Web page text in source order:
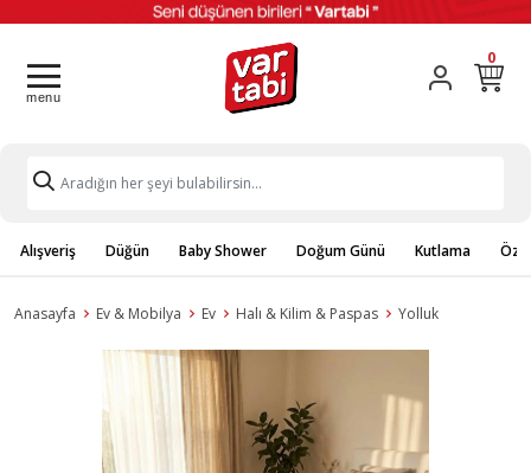
0
Alışveriş Düğün Baby Shower Doğum Günü Kutlama
Anasayfa Ev & Mobilya Ev Halı & Kilim & Paspas Yolluk